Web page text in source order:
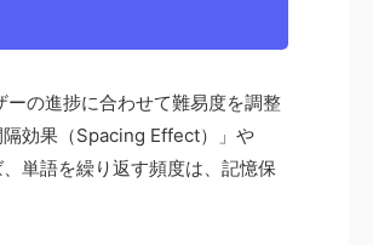
ーの進捗に合わせて難易度を調整
効果（Spacing Effect）」や
単語を繰り返す頻度は、記憶保